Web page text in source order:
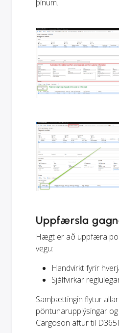
þínum.
Uppfærsla
Hægt er að uppfæra
vegu:
Handvirkt fyrir
Sjálfvirkar
Samþættingin flytur
pöntunarupplýsingar
Cargoson aftur til